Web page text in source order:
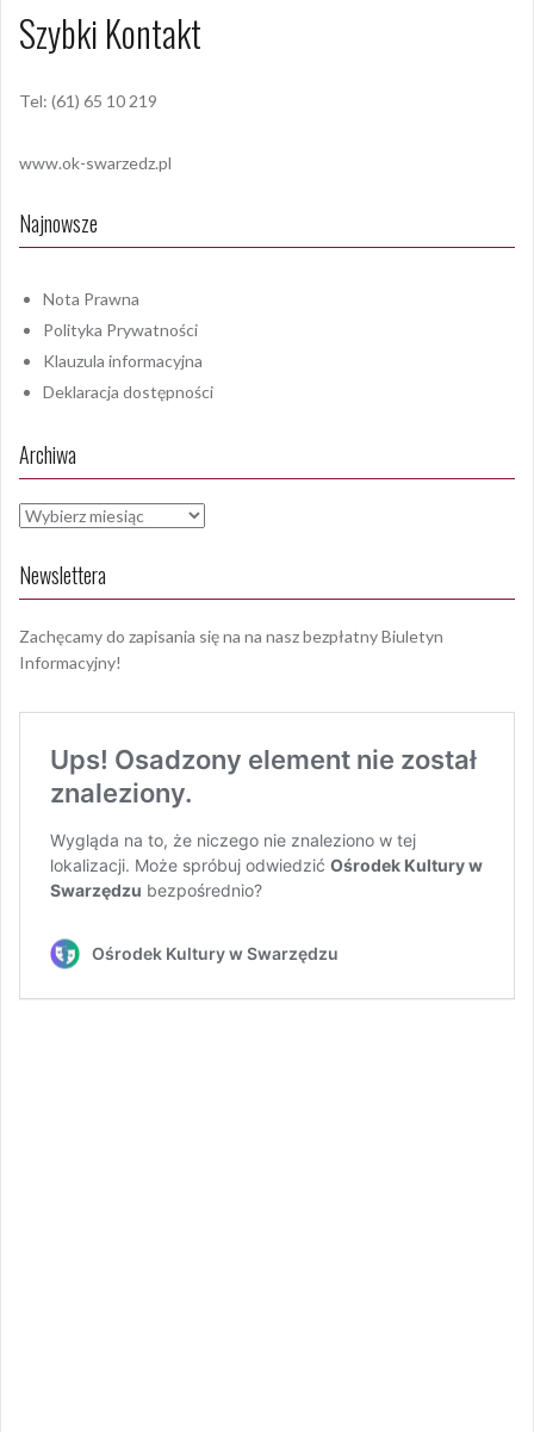
Szybki Kontakt
Tel: (61) 65 10 219
www.ok-swarzedz.pl
Najnowsze
Nota Prawna
Polityka Prywatności
Klauzula informacyjna
Deklaracja dostępności
Archiwa
Archiwa
Newslettera
Zachęcamy do zapisania się na na nasz bezpłatny Biuletyn
Informacyjny!